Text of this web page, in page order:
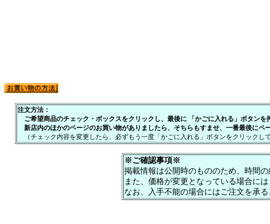
注文方法：
ご希望商品のチェック・ボックスをクリックし、最後に 「かごに入れる」ボタンを
新店内のほかのページのお買い物がありましたら、そちらもすませ、一番最後にペ
（チェック内容を変更したら、必ずもう一度「かごに入れる」ボタンをクリックし
※ご確認事項※
掲載情報は公開時のもののため、時間
また、価格が変更となっている場合に
なお、入手不能の場合にはご注文を承